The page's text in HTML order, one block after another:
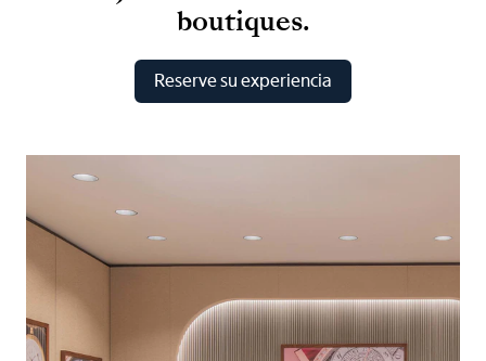
boutiques.
Reserve su experiencia